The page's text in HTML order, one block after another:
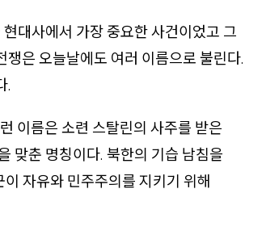
대사에서 가장 중요한 사건이었고 그
은 오늘날에도 여러 이름으로 불린다.
.
이름은 소련 스탈린의 사주를 받은
맞춘 명칭이다. 북한의 기습 남침을
자유와 민주주의를 지키기 위해